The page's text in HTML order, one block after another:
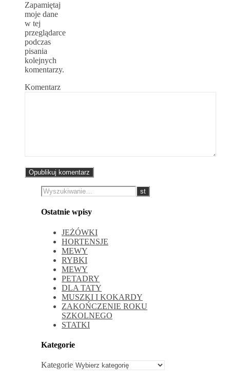
Zapamiętaj
moje dane
w tej
przeglądarce
podczas
pisania
kolejnych
komentarzy.
Komentarz
Ostatnie wpisy
JEŻÓWKI
HORTENSJE
MEWY
RYBKI
MEWY
PETADRY
DLA TATY
MUSZKI I KOKARDY
ZAKOŃCZENIE ROKU
SZKOLNEGO
STATKI
Kategorie
Kategorie